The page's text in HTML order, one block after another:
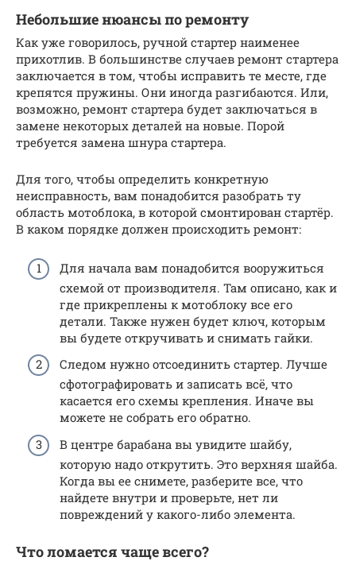
Небольшие нюансы по ремонту
Как уже говорилось, ручной стартер наименее
прихотлив. В большинстве случаев ремонт стартера
заключается в том, чтобы исправить те месте, где
крепятся пружины. Они иногда разгибаются. Или,
возможно, ремонт стартера будет заключаться в
замене некоторых деталей на новые. Порой
требуется замена шнура стартера.
Для того, чтобы определить конкретную
неисправность, вам понадобится разобрать ту
область мотоблока, в которой смонтирован стартёр.
В каком порядке должен происходить ремонт:
Для начала вам понадобится вооружиться
схемой от производителя. Там описано, как и
где прикреплены к мотоблоку все его
детали. Также нужен будет ключ, которым
вы будете откручивать и снимать гайки.
Следом нужно отсоединить стартер. Лучше
сфотографировать и записать всё, что
касается его схемы крепления. Иначе вы
можете не собрать его обратно.
В центре барабана вы увидите шайбу,
которую надо открутить. Это верхняя шайба.
Когда вы ее снимете, разберите все, что
найдете внутри и проверьте, нет ли
повреждений у какого-либо элемента.
Что ломается чаще всего?